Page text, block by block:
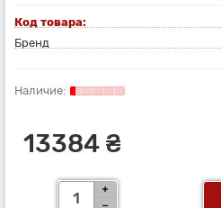
Код товара:
Бренд
13384 ₴